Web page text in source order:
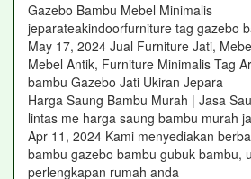
Gazebo Bambu Mebel Minimalis
jeparateakindoorfurniture tag gazebo
May 17, 2024 Jual Furniture Jati,
Mebel Antik, Furniture Minimalis Tag
bambu Gazebo Jati Ukiran Jepara
Harga Saung Bambu Murah | Jasa
lintas me harga saung bambu murah ja
Apr 11, 2024 Kami menyediakan
bambu gazebo bambu gubuk bambu,
perlengkapan rumah anda